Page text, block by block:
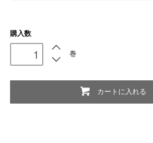
購入数
巻
カートに入れる